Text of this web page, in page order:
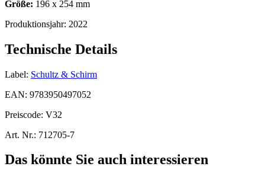
Größe: 196 x 254 mm
Produktionsjahr: 2022
Technische Details
Label: Schultz & Schirm
EAN: 9783950497052
Preiscode: V32
Art. Nr.: 712705-7
Das könnte Sie auch interessieren